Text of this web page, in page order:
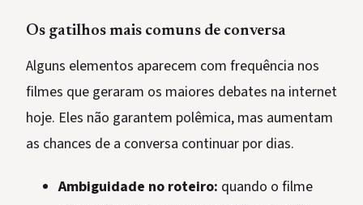
Os gatilhos mais comuns de conversa
Alguns elementos aparecem com frequência nos
filmes que geraram os maiores debates na internet
hoje. Eles não garantem polêmica, mas aumentam
as chances de a conversa continuar por dias.
Ambiguidade no roteiro: quando o filme